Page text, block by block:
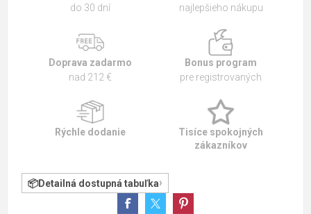
do 30 dní
najlepšieho nákupu
Doprava zadarmo
nad 212 €
Bonus program
pre registrovaných
Rýchle dodanie
Tisíce spokojných
zákazníkov
Detailná dostupná tabuľka